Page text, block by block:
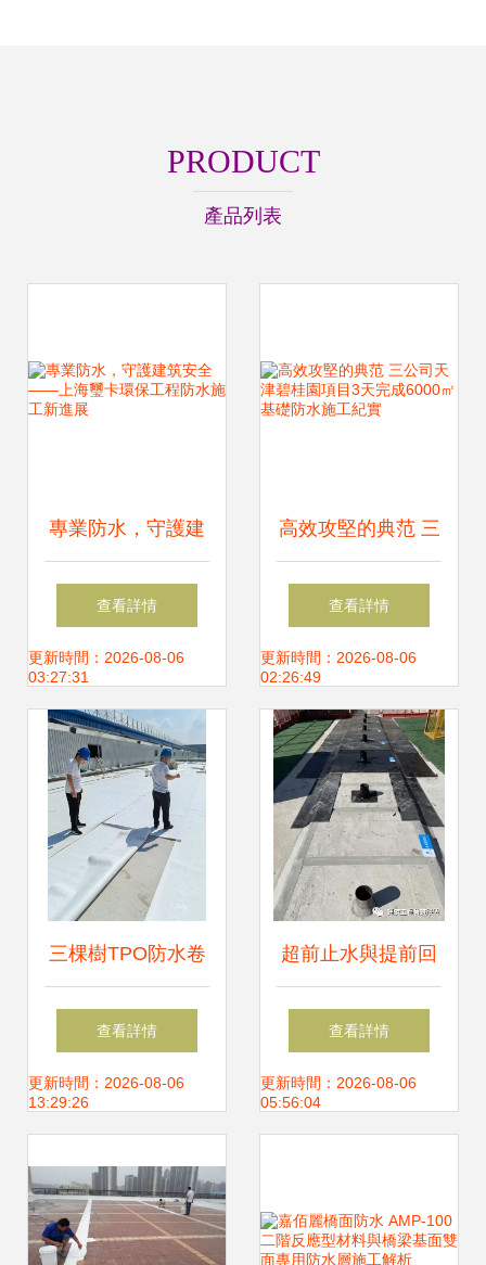
PRODUCT
產品列表
專業防水，守護建
筑安全——上海璽
卡環保工程防水施
工新進展
查看詳情
更新時間：2026-08-06
03:27:31
高效攻堅的典范 三
公司天津碧桂園項
目3天完成6000㎡
基礎防水施工紀實
查看詳情
更新時間：2026-08-06
02:26:49
三棵樹TPO防水卷
材為中天鋼鐵集團
工廠建設注入可靠
查看詳情
更新時間：2026-08-06
13:29:26
超前止水與提前回
填在后澆帶封閉施
工中的應用
查看詳情
更新時間：2026-08-06
05:56:04